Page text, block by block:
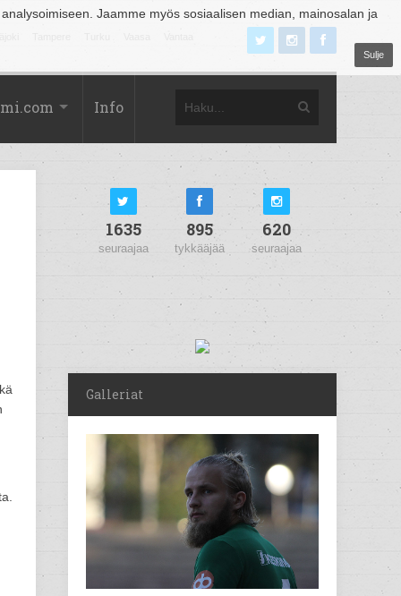
Jaamme myös sosiaalisen median, mainosalan ja
Sulje
Info
1635
seuraajaa
895
tykkääjää
620
seuraajaa
Galleriat